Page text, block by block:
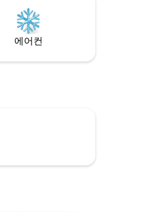
에어컨